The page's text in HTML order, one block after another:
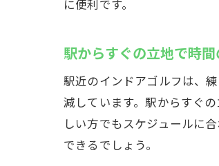
に便利です。
駅からすぐの立地で時
駅近のインドアゴルフは、
減しています。駅からすぐ
しい方でもスケジュールに
できるでしょう。